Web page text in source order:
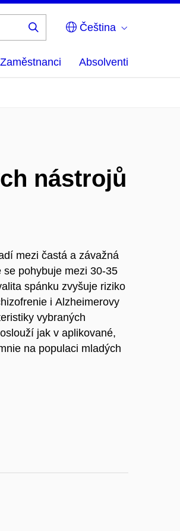
Čeština
Zaměstnanci Absolventi
nástrojů
mezi častá a závažná
pohybuje mezi 30-35
spánku zvyšuje riziko
i Alzheimerovy
vybraných
jak v aplikované,
na populaci mladých